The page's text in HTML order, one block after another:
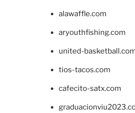
alawaffle.com
aryouthfishing.com
united-
tios-tacos.com
cafecito-satx.com